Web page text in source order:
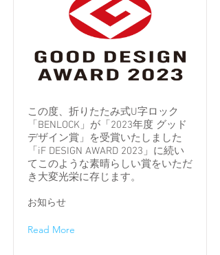
この度、折りたたみ式U字ロック
「BENLOCK」が「2023年度 グッド
デザイン賞」を受賞いたしました
「iF DESIGN AWARD 2023」に続い
てこのような素晴らしい賞をいただ
き大変光栄に存じます。
お知らせ
Read More